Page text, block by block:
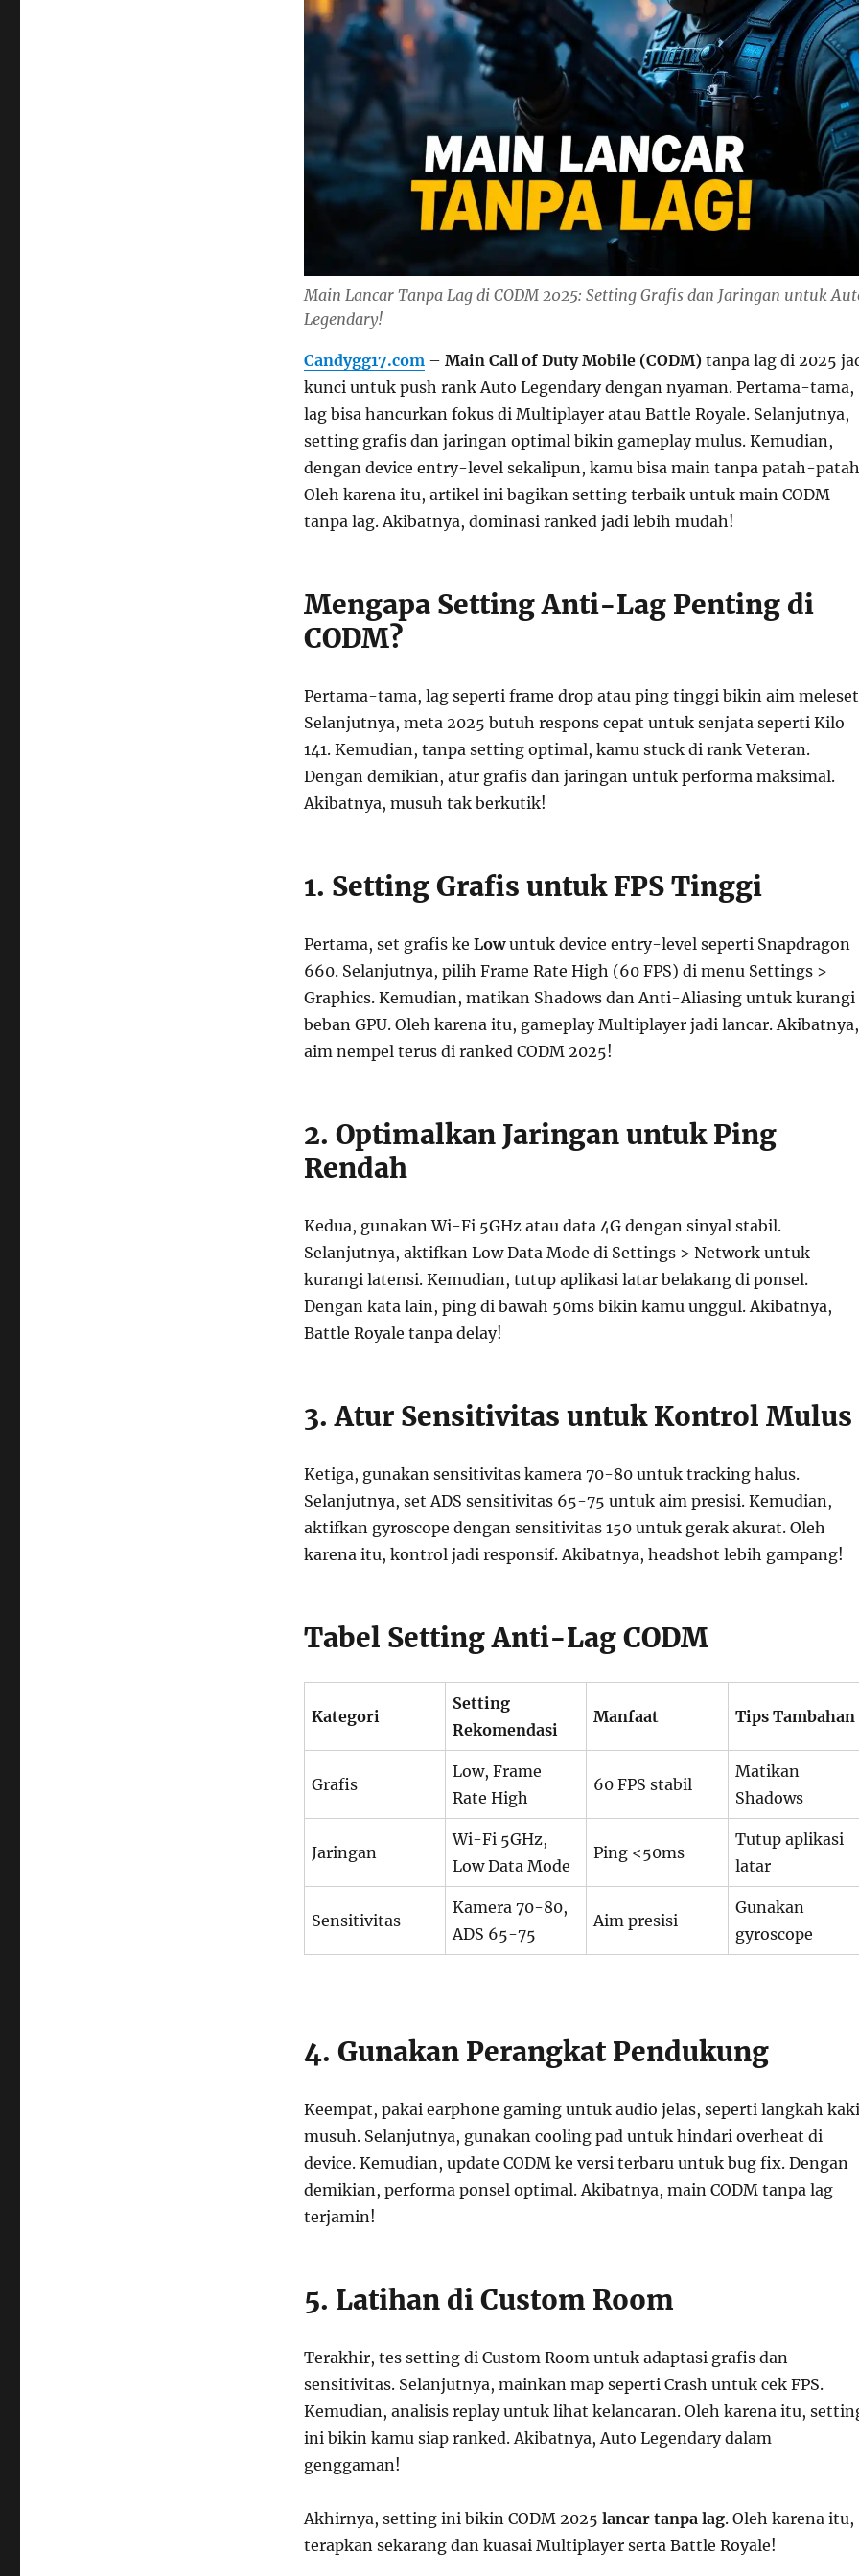
Main Lancar Tanpa Lag di CODM 2025: Setting Grafis dan Jaringan untuk
Legendary!
Candygg17.com– Main Call of Duty Mobile (CODM)tanpa lag di 2025
kunci untuk push rank Auto Legendary dengan nyaman. Pertama-tama,
lag bisa hancurkan fokus di Multiplayer atau Battle Royale. Selanjutnya,
setting grafis dan jaringan optimal bikin gameplay mulus. Kemudian,
dengan device entry-level sekalipun, kamu bisa main tanpa patah-
Oleh karena itu, artikel ini bagikan setting terbaik untuk main CODM
tanpa lag. Akibatnya, dominasi ranked jadi lebih mudah!
Mengapa Setting Anti-Lag Penting di
CODM?
Pertama-tama, lag seperti frame drop atau ping tinggi bikin aim
Selanjutnya, meta 2025 butuh respons cepat untuk senjata seperti Kilo
141. Kemudian, tanpa setting optimal, kamu stuck di rank Veteran.
Dengan demikian, atur grafis dan jaringan untuk performa maksimal.
Akibatnya, musuh tak berkutik!
1. Setting Grafis untuk FPS Tinggi
Pertama, set grafis ke Lowuntuk device entry-level seperti Snapdragon
660. Selanjutnya, pilih Frame Rate High (60 FPS) di menu Settings >
Graphics. Kemudian, matikan Shadows dan Anti-Aliasing untuk kurangi
beban GPU. Oleh karena itu, gameplay Multiplayer jadi lancar. Akibatnya,
aim nempel terus di ranked CODM 2025!
2. Optimalkan Jaringan untuk Ping
Rendah
Kedua, gunakan Wi-Fi 5GHz atau data 4G dengan sinyal stabil.
Selanjutnya, aktifkan Low Data Mode di Settings > Network untuk
kurangi latensi. Kemudian, tutup aplikasi latar belakang di ponsel.
Dengan kata lain, ping di bawah 50ms bikin kamu unggul. Akibatnya,
Battle Royale tanpa delay!
3. Atur Sensitivitas untuk Kontrol Mulus
Ketiga, gunakan sensitivitas kamera 70-80 untuk tracking halus.
Selanjutnya, set ADS sensitivitas 65-75 untuk aim presisi. Kemudian,
aktifkan gyroscope dengan sensitivitas 150 untuk gerak akurat. Oleh
karena itu, kontrol jadi responsif. Akibatnya, headshot lebih gampang!
Tabel Setting Anti-Lag CODM
Kategori
Setting
Rekomendasi
Manfaat Tips Tambahan
Grafis
Low, Frame
Rate High
60 FPS stabil
Matikan
Shadows
Jaringan
Wi-Fi 5GHz,
Low Data Mode
Ping <50ms
Tutup aplikasi
latar
Sensitivitas
Kamera 70-80,
ADS 65-75
Aim presisi
Gunakan
gyroscope
4. Gunakan Perangkat Pendukung
Keempat, pakai earphone gaming untuk audio jelas, seperti langkah kaki
musuh. Selanjutnya, gunakan cooling pad untuk hindari overheat di
device. Kemudian, update CODM ke versi terbaru untuk bug fix. Dengan
demikian, performa ponsel optimal. Akibatnya, main CODM tanpa lag
terjamin!
5. Latihan di Custom Room
Terakhir, tes setting di Custom Room untuk adaptasi grafis dan
sensitivitas. Selanjutnya, mainkan map seperti Crash untuk cek FPS.
Kemudian, analisis replay untuk lihat kelancaran. Oleh karena itu,
ini bikin kamu siap ranked. Akibatnya, Auto Legendary dalam
genggaman!
Akhirnya, setting ini bikin CODM 2025 lancar tanpa lag. Oleh karena itu,
terapkan sekarang dan kuasai Multiplayer serta Battle Royale!